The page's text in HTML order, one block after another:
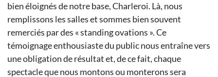
bien éloignés de notre base, Charleroi. Là, nous
remplissons les salles et sommes bien souvent
remerciés par des « standing ovations ». Ce
témoignage enthousiaste du public nous entraîne vers
une obligation de résultat et, de ce fait, chaque
spectacle que nous montons ou monterons sera